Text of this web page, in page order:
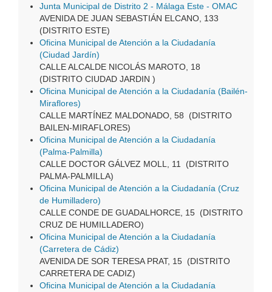
Junta Municipal de Distrito 2 - Málaga Este - OMAC
AVENIDA DE JUAN SEBASTIÁN ELCANO, 133
(DISTRITO ESTE)
Oficina Municipal de Atención a la Ciudadanía
(Ciudad Jardín)
CALLE ALCALDE NICOLÁS MAROTO, 18
(DISTRITO CIUDAD JARDIN )
Oficina Municipal de Atención a la Ciudadanía (Bailén-
Miraflores)
CALLE MARTÍNEZ MALDONADO, 58 (DISTRITO
BAILEN-MIRAFLORES)
Oficina Municipal de Atención a la Ciudadanía
(Palma-Palmilla)
CALLE DOCTOR GÁLVEZ MOLL, 11 (DISTRITO
PALMA-PALMILLA)
Oficina Municipal de Atención a la Ciudadanía (Cruz
de Humilladero)
CALLE CONDE DE GUADALHORCE, 15 (DISTRITO
CRUZ DE HUMILLADERO)
Oficina Municipal de Atención a la Ciudadanía
(Carretera de Cádiz)
AVENIDA DE SOR TERESA PRAT, 15 (DISTRITO
CARRETERA DE CADIZ)
Oficina Municipal de Atención a la Ciudadanía